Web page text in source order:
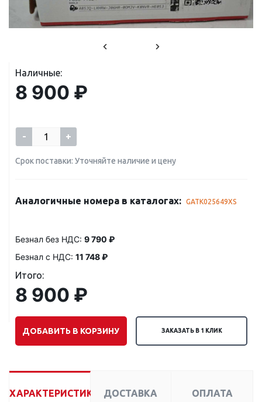
Наличные:
8 900 ₽
- +
Срок поставки: Уточняйте наличие и цену
Аналогичные номера в каталогах: GATK025649XS
Безнал без НДС: 9 790 ₽
Безнал с НДС: 11 748 ₽
Итого:
8 900 ₽
ДОБАВИТЬ В КОРЗИНУ ЗАКАЗАТЬ В 1 КЛИК
ХАРАКТЕРИСТИКИ ДОСТАВКА ОПЛАТА